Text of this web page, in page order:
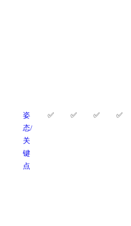
姿
态/
关
键
点
✅ ✅ ✅ ✅